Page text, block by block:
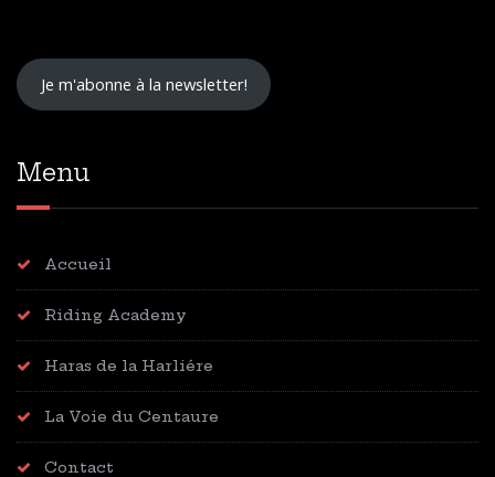
Je m'abonne à la newsletter!
Menu
Accueil
Riding Academy
Haras de la Harliére
La Voie du Centaure
Contact